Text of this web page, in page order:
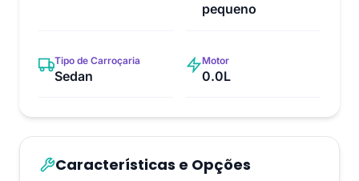
pequeno
Tipo de Carroçaria
Sedan
Motor
0.0L
Características e Opções